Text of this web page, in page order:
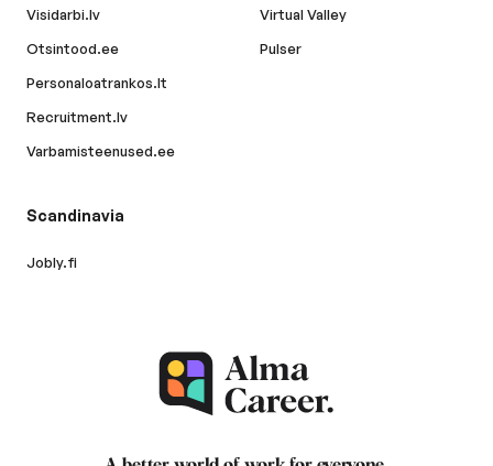
Visidarbi.lv
Otsintood.ee
Personaloatrankos.lt
Recruitment.lv
Varbamisteenused.ee
Virtual Valley
Pulser
Scandinavia
Jobly.fi